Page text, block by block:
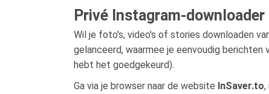
Privé Instagram-
Wil je foto's, video's of stories downloaden
gelanceerd, waarmee je eenvoudig
hebt het goedgekeurd).
Ga via je browser naar de website InSaver.to,